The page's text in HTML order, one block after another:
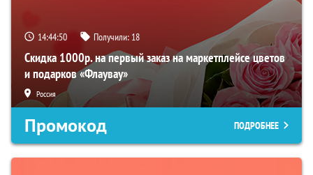
14:44:49 Получили: 18
Скидка 1000р. на первый заказ на маркетплейсе цветов
и подарков «Флаувау»
Россия
Промокод ПОДРОБНЕЕ